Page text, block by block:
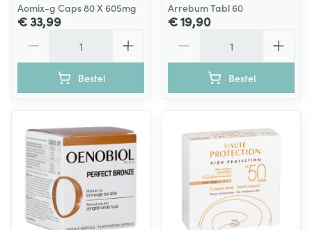
Aomix-g Caps 80 X 605mg
€ 33,99
Bestel
Arrebum Tabl 60
€ 19,90
Bestel